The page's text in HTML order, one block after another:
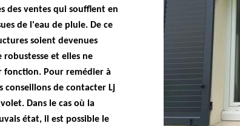
des ventes qui soufflent en
de l'eau de pluie. De ce
soient devenues
et elles ne
fonction. Pour remédier à
conseillons de contacter Lj
Dans le cas où la
état, il est possible le